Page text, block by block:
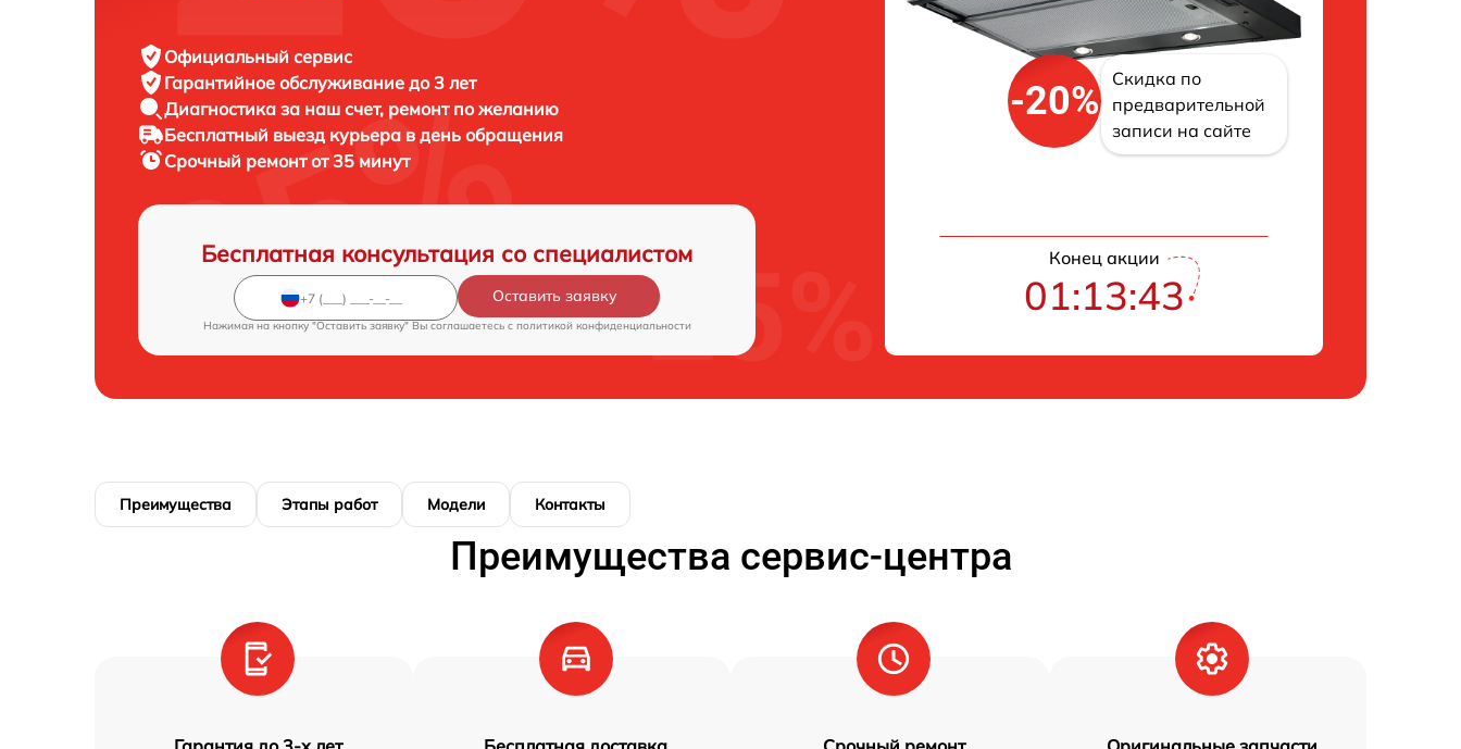
Официальный сервис
Гарантийное обслуживание до 3 лет
Диагностика за наш счет, ремонт по желанию
Бесплатный выезд курьера в день обращения
Срочный ремонтот 35 минут
Бесплатная консультация со специалистом
Оставить заявку
Нажимая на кнопку "Оставить заявку" Вы соглашаетесь c политикой конфиденциальности
-20%
Скидка по
предварительной
записи на сайте
Конец акции
01:13:42
Преимущества Этапы работ Модели Контакты
Преимущества сервис-центра